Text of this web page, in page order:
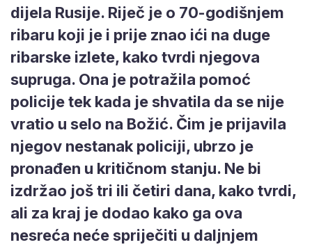
dijela Rusije. Riječ je o 70-godišnjem
ribaru koji je i prije znao ići na duge
ribarske izlete, kako tvrdi njegova
supruga. Ona je potražila pomoć
policije tek kada je shvatila da se nije
vratio u selo na Božić. Čim je prijavila
njegov nestanak policiji, ubrzo je
pronađen u kritičnom stanju. Ne bi
izdržao još tri ili četiri dana, kako tvrdi,
ali za kraj je dodao kako ga ova
nesreća neće spriječiti u daljnjem